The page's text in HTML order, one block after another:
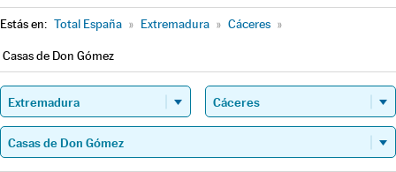
Estás en: Total España » Extremadura » Cáceres »
Casas de Don Gómez